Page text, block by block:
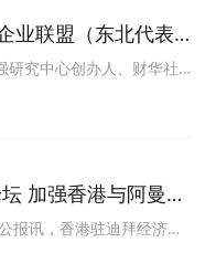
业联盟（东北代表
研究中心创办人、财华社
业联盟（东北代表处）！
加强香港与阿曼经
报讯，香港驻迪拜经济贸